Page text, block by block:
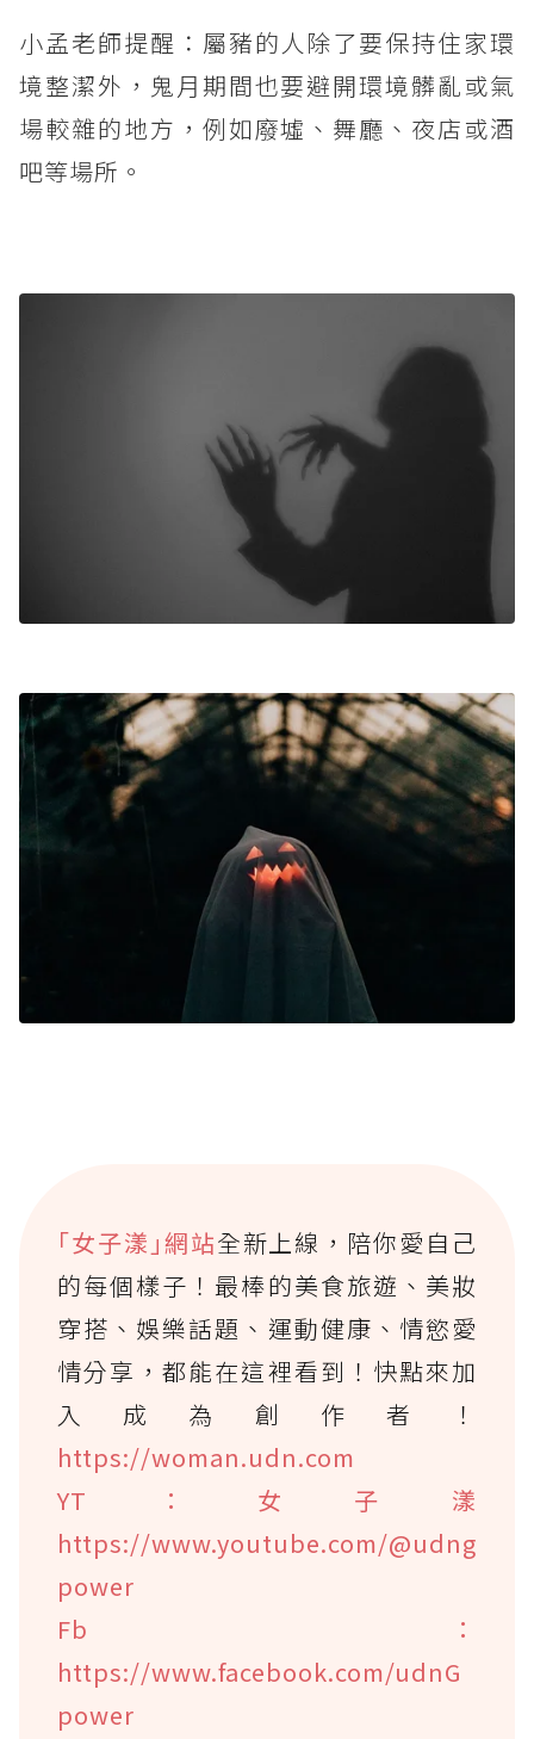
小孟老師提醒：屬豬的人除了要保持住家環
境整潔外，鬼月期間也要避開環境髒亂或氣
場較雜的地方，例如廢墟、舞廳、夜店或酒
吧等場所。
｢女子漾｣網站全新上線，陪你愛自己
的每個樣子！最棒的美食旅遊、美妝
穿搭、娛樂話題、運動健康、情慾愛
情分享，都能在這裡看到！快點來加
入成為創作者！
https://woman.udn.com
YT：女子漾
https://www.youtube.com/@udng
power
Fb：
https://www.facebook.com/udnG
power